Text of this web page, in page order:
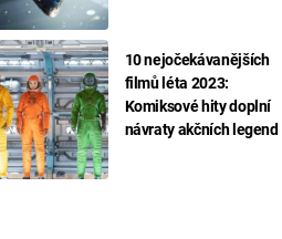
10 nejočekávanějších
filmů léta 2023:
Komiksové hity doplní
návraty akčních legend